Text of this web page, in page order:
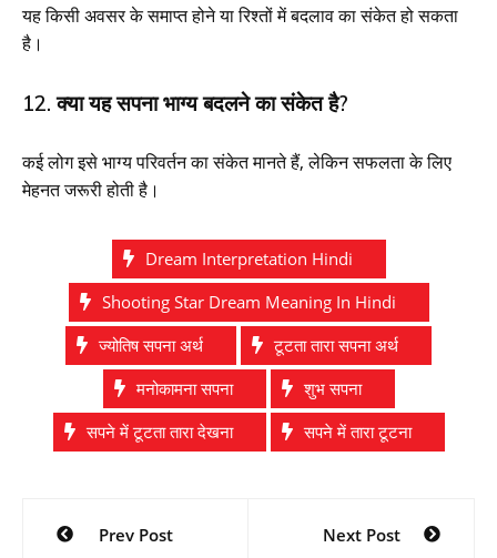
यह किसी अवसर के समाप्त होने या रिश्तों में बदलाव का संकेत हो सकता
है।
12. क्या यह सपना भाग्य बदलने का संकेत है?
कई लोग इसे भाग्य परिवर्तन का संकेत मानते हैं, लेकिन सफलता के लिए
मेहनत जरूरी होती है।
Dream Interpretation Hindi
Shooting Star Dream Meaning In Hindi
ज्योतिष सपना अर्थ
टूटता तारा सपना अर्थ
मनोकामना सपना
शुभ सपना
सपने में टूटता तारा देखना
सपने में तारा टूटना
Post
Prev Post Next Post